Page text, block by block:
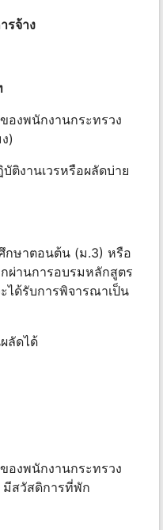
รจ้าง
องพนักงานกระทรวง
)
ติงานเวรหรือผลัดบ่าย
กษาตอนต้น (ม.3) หรือ
ผ่านการอบรมหลักสูตร
ได้รับการพิจารณาเป็น
ลัดได้
องพนักงานกระทรวง
สวัสดิการที่พัก